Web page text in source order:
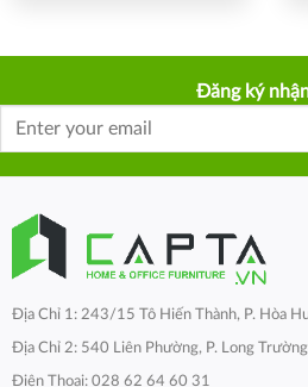
Đăng ký
Địa Chỉ 1: 243/15 Tô Hiến Thành, P. Hòa
Địa Chỉ 2: 540 Liên Phường, P. Long
Điện Thoại: 028 62 64 60 31